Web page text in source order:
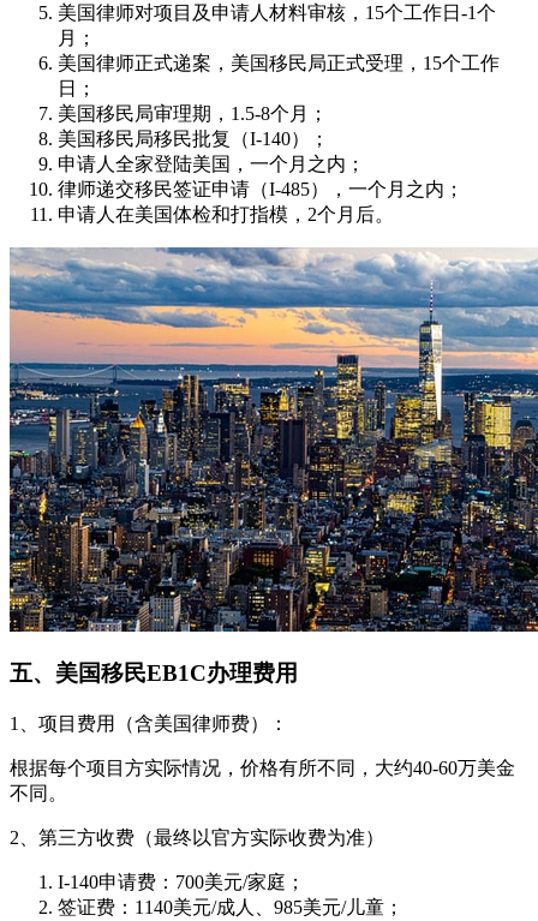
美国律师对项目及申请人材料审核，15个工作日-1个
月；
美国律师正式递案，美国移民局正式受理，15个工作
日；
美国移民局审理期，1.5-8个月；
美国移民局移民批复（I-140）；
申请人全家登陆美国，一个月之内；
律师递交移民签证申请（I-485），一个月之内；
申请人在美国体检和打指模，2个月后。
五、美国移民EB1C办理费用
1、项目费用（含美国律师费）：
根据每个项目方实际情况，价格有所不同，大约40-60万美金
不同。
2、第三方收费（最终以官方实际收费为准）
I-140申请费：700美元/家庭；
签证费：1140美元/成人、985美元/儿童；